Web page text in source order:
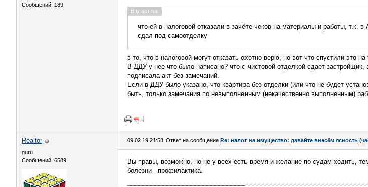
Сообщений: 189
В ответ на:
что ей в налоговой отказали в зачёте чеков на материалы и работы, т.к.
сдал под самоотделку
в то, что в налоговой могут отказать охотно верю, но вот что спустили это
В ДДУ у нее что было написано? что с чистовой отделкой сдает
подписала акт без замечаний.
Если в ДДУ было указано, что квартира без отделки (или что не будет
быть, только замечания по невыполненным (некачественно выполненным)
Realtor
guru
Сообщений: 6589
09.02.19 21:58 Ответ на сообщение Re: налог на имущество: давайте внесём ясность
Вы правы, возможно, но не у всех есть время и желание по судам ходить,
болезни - профилактика.